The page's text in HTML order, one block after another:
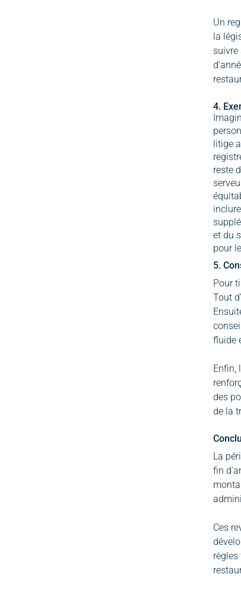
Un
la
suivre
4.
litige
reste
et du
pour
5.
Pour
Tout
fluide
Enfin,
des
de la
La
fin
Ces